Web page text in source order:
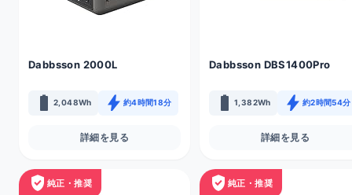
Dabbsson 2000L
battery_full 2,048Wh bolt 約4時間18分
詳細を見る
Dabbsson DBS1400Pro
battery_full 1,382Wh bolt 約2時間54分
詳細を見る
verified_user 純正・推奨 verified_user 純正・推奨